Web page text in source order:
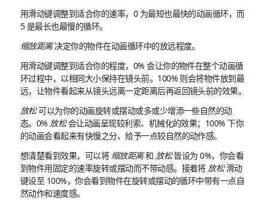
用滑动键调整到适合你的速率，0 为最短也最快的动画循环，而
5 是最长也最慢的循环。
缩放距离决定你的物件在动画循环中的放远程度。
用滑动键调整到适合你的程度，0% 会让你的物件在整个动画循
环过程中，以相同大小保持在镜头前。100% 则会将物件放到最
远，让物件看起来从镜头远离一定距离后再返回镜头前的效果。
放松可以为你的动画旋转或摆动或多或少增添一些自然的动
态。0% 放松会让动画呈现较利索、机械化的效果；100% 下你
的动画会看起来有快慢之分、给予一点较自然的动作感。
想清楚看到效果，可以将缩放距离和 放松皆设为 0%，你会看
到物件用固定的速率旋转或摆动而不带动感。接着将 放松滑动
键设至 100%，你会看到物件在旋转或摆动的循环中带有一点自
然动作和速度感。